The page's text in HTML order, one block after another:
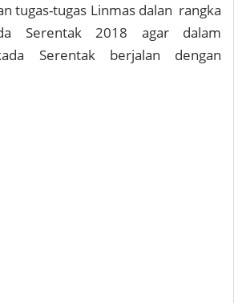
tugas-tugas Linmas dalan rangka
Serentak 2018 agar dalam
Serentak berjalan dengan